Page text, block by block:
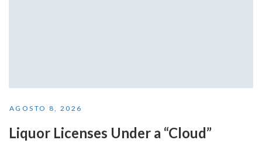
AGOSTO 8, 2026
Liquor Licenses Under a “Cloud”